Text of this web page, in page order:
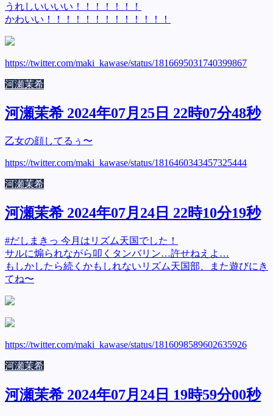
うれしいいいい！！！！！！！
かわいい！！！！！！！！！！！！！
https://twitter.com/maki_kawase/status/1816695031740399867
河瀬茉希
河瀬茉希 2024年07月25日 22時07分48秒
乙女の顔してるぅ〜
https://twitter.com/maki_kawase/status/1816460343457325444
河瀬茉希
河瀬茉希 2024年07月24日 22時10分19秒
#だしまきっ 今月はリズム天国でした！
サルに煽られながら叩くタンバリン…許せねえよ…
もしかしたら続くかもしれないリズム天国部、また遊びにき
てね〜
https://twitter.com/maki_kawase/status/1816098589602635926
河瀬茉希
河瀬茉希 2024年07月24日 19時59分00秒